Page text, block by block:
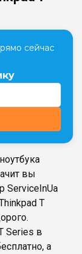
Ахматовой, 30
Малевича, 87
сейчас
вы
ServiceInUa
T
Series в
а